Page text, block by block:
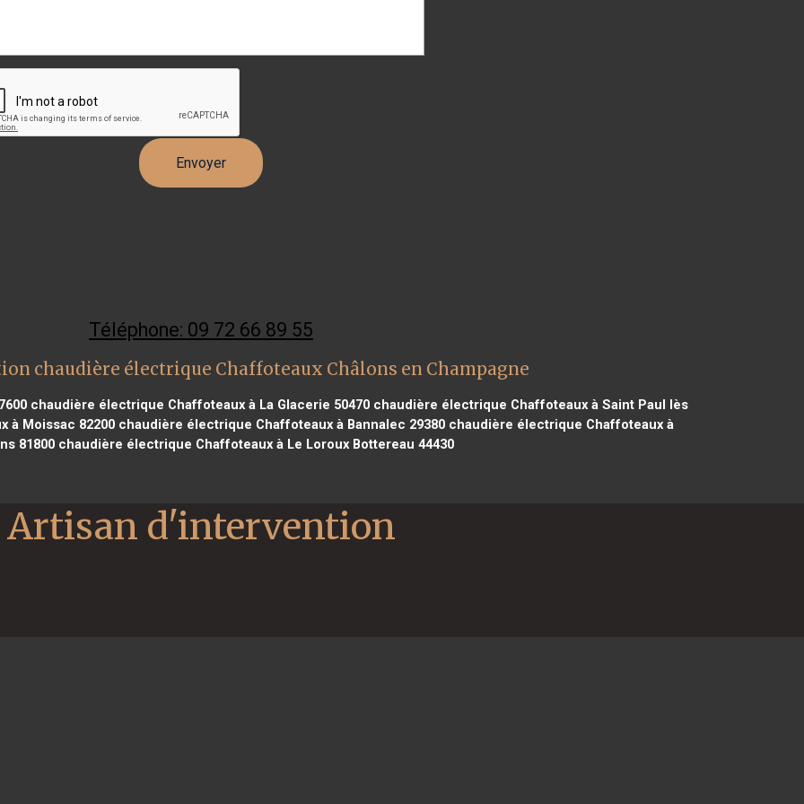
Téléphone: 09 72 66 89 55
chaudière électrique Chaffoteaux Châlons en Champagne
chaudière électrique Chaffoteaux à La Glacerie 50470chaudière électrique Chaffoteaux à Saint Paul lès
à Moissac 82200 chaudière électrique Chaffoteaux à Bannalec 29380 chaudière électrique Chaffoteaux à
81800chaudière électrique Chaffoteaux à Le Loroux Bottereau 44430
Artisan d'intervention